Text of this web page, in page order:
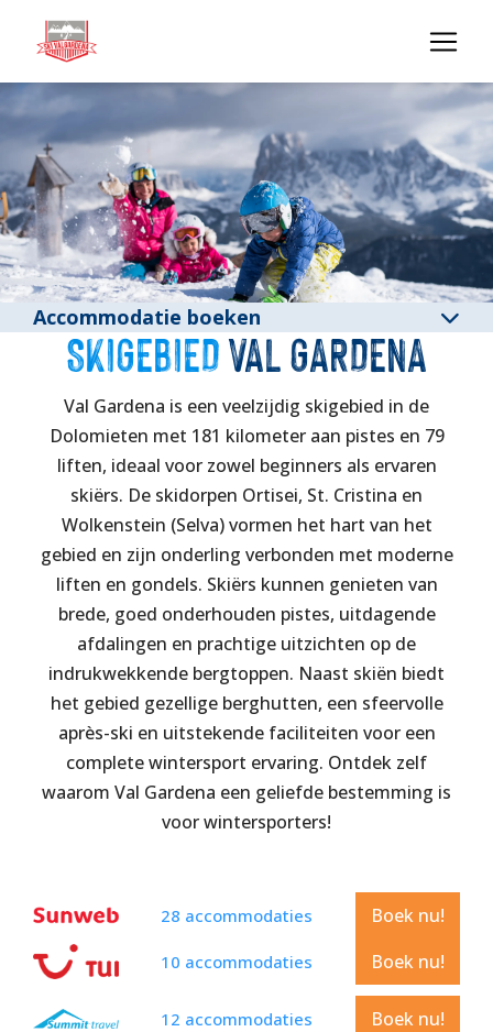
Accommodatie boeken
SKIGEBIED VAL GARDENA
Val Gardena is een veelzijdig skigebied in de
Dolomieten met 181 kilometer aan pistes en 79
liften, ideaal voor zowel beginners als ervaren
skiërs. De skidorpen Ortisei, St. Cristina en
Wolkenstein (Selva) vormen het hart van het
gebied en zijn onderling verbonden met moderne
liften en gondels. Skiërs kunnen genieten van
brede, goed onderhouden pistes, uitdagende
afdalingen en prachtige uitzichten op de
indrukwekkende bergtoppen. Naast skiën biedt
het gebied gezellige berghutten, een sfeervolle
après-ski en uitstekende faciliteiten voor een
complete wintersport ervaring. Ontdek zelf
waarom Val Gardena een geliefde bestemming is
voor wintersporters!
28 accommodaties Boek nu!
10 accommodaties Boek nu!
12 accommodaties Boek nu!